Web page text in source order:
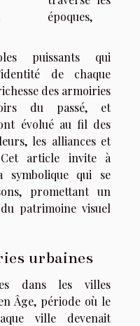
époques,
puissants qui
de chaque
des armoiries
du passé, et
évolué au fil des
les alliances et
Cet article invite à
qui se
promettant un
patrimoine visuel
urbaines
dans les villes
Âge, période où le
ville devenait